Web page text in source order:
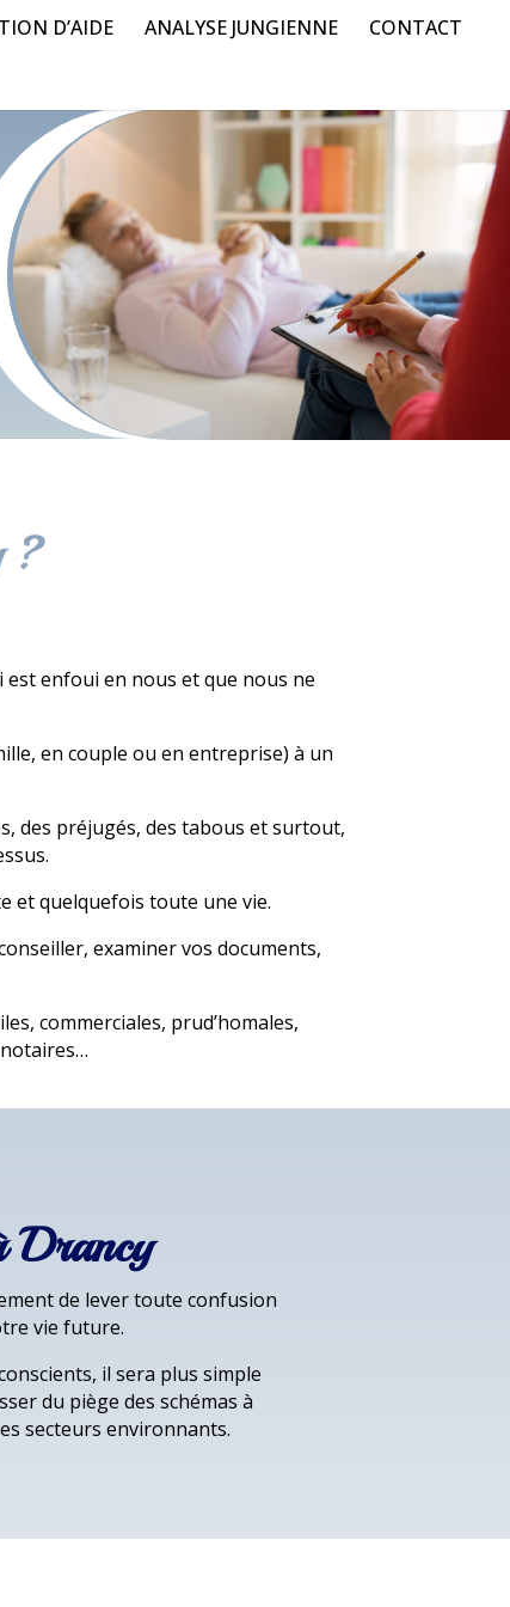
D’AIDE ANALYSE JUNGIENNE CONTACT
?
enfoui en nous et que nous ne
en couple ou en entreprise) à un
des préjugés, des tabous et surtout,
et quelquefois toute une vie.
examiner vos documents,
commerciales, prud’homales,
Drancy
de lever toute confusion
vie future.
il sera plus simple
du piège des schémas à
secteurs environnants.